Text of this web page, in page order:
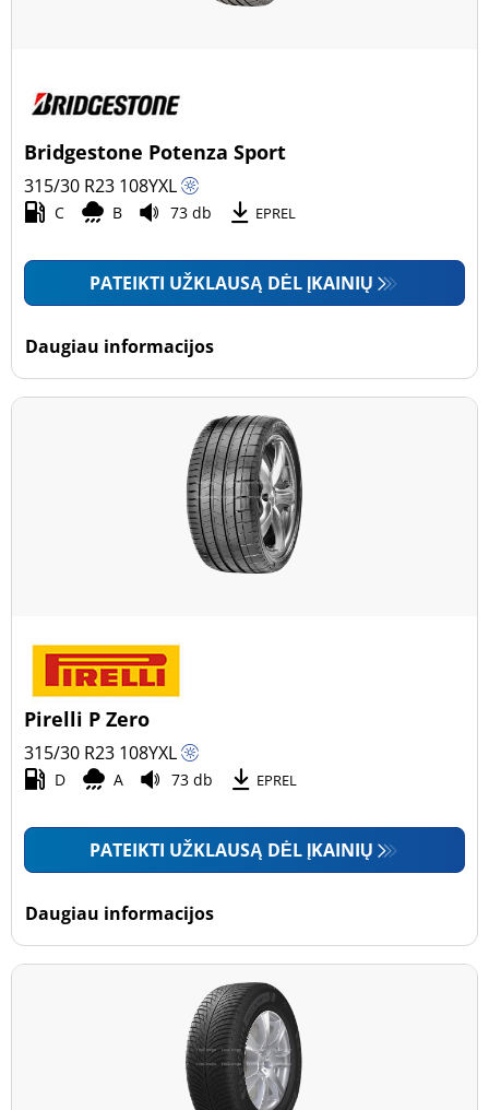
Bridgestone Potenza Sport
315/30 R23 108YXL
C B 73 db EPREL
PATEIKTI UŽKLAUSĄ DĖL ĮKAINIŲ
Daugiau informacijos
Pirelli P Zero
315/30 R23 108YXL
D A 73 db EPREL
PATEIKTI UŽKLAUSĄ DĖL ĮKAINIŲ
Daugiau informacijos